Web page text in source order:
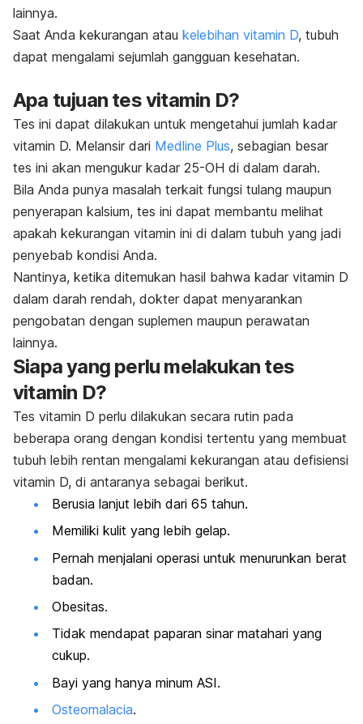
lainnya.
Saat Anda kekurangan atau kelebihan vitamin D, tubuh
dapat mengalami sejumlah gangguan kesehatan.
Apa tujuan tes vitamin D?
Tes ini dapat dilakukan untuk mengetahui jumlah kadar
vitamin D. Melansir dari Medline Plus, sebagian besar
tes ini akan mengukur kadar 25-OH di dalam darah.
Bila Anda punya masalah terkait fungsi tulang maupun
penyerapan kalsium, tes ini dapat membantu melihat
apakah kekurangan vitamin ini di dalam tubuh yang jadi
penyebab kondisi Anda.
Nantinya, ketika ditemukan hasil bahwa kadar vitamin D
dalam darah rendah, dokter dapat menyarankan
pengobatan dengan suplemen maupun perawatan
lainnya.
Siapa yang perlu melakukan tes
vitamin D?
Tes vitamin D perlu dilakukan secara rutin pada
beberapa orang dengan kondisi tertentu yang membuat
tubuh lebih rentan mengalami kekurangan atau defisiensi
vitamin D, di antaranya sebagai berikut.
Berusia lanjut lebih dari 65 tahun.
Memiliki kulit yang lebih gelap.
Pernah menjalani operasi untuk menurunkan berat
badan.
Obesitas.
Tidak mendapat paparan sinar matahari yang
cukup.
Bayi yang hanya minum ASI.
Osteomalacia.